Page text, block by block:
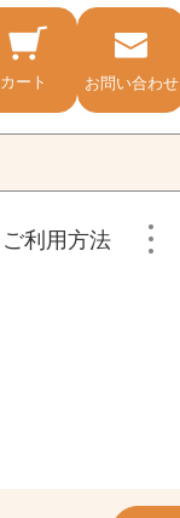
カート お問い合わせ
ご利用方法